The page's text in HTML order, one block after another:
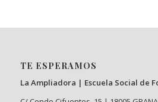
TE ESPERAMOS
La Ampliadora | Escuela Social de